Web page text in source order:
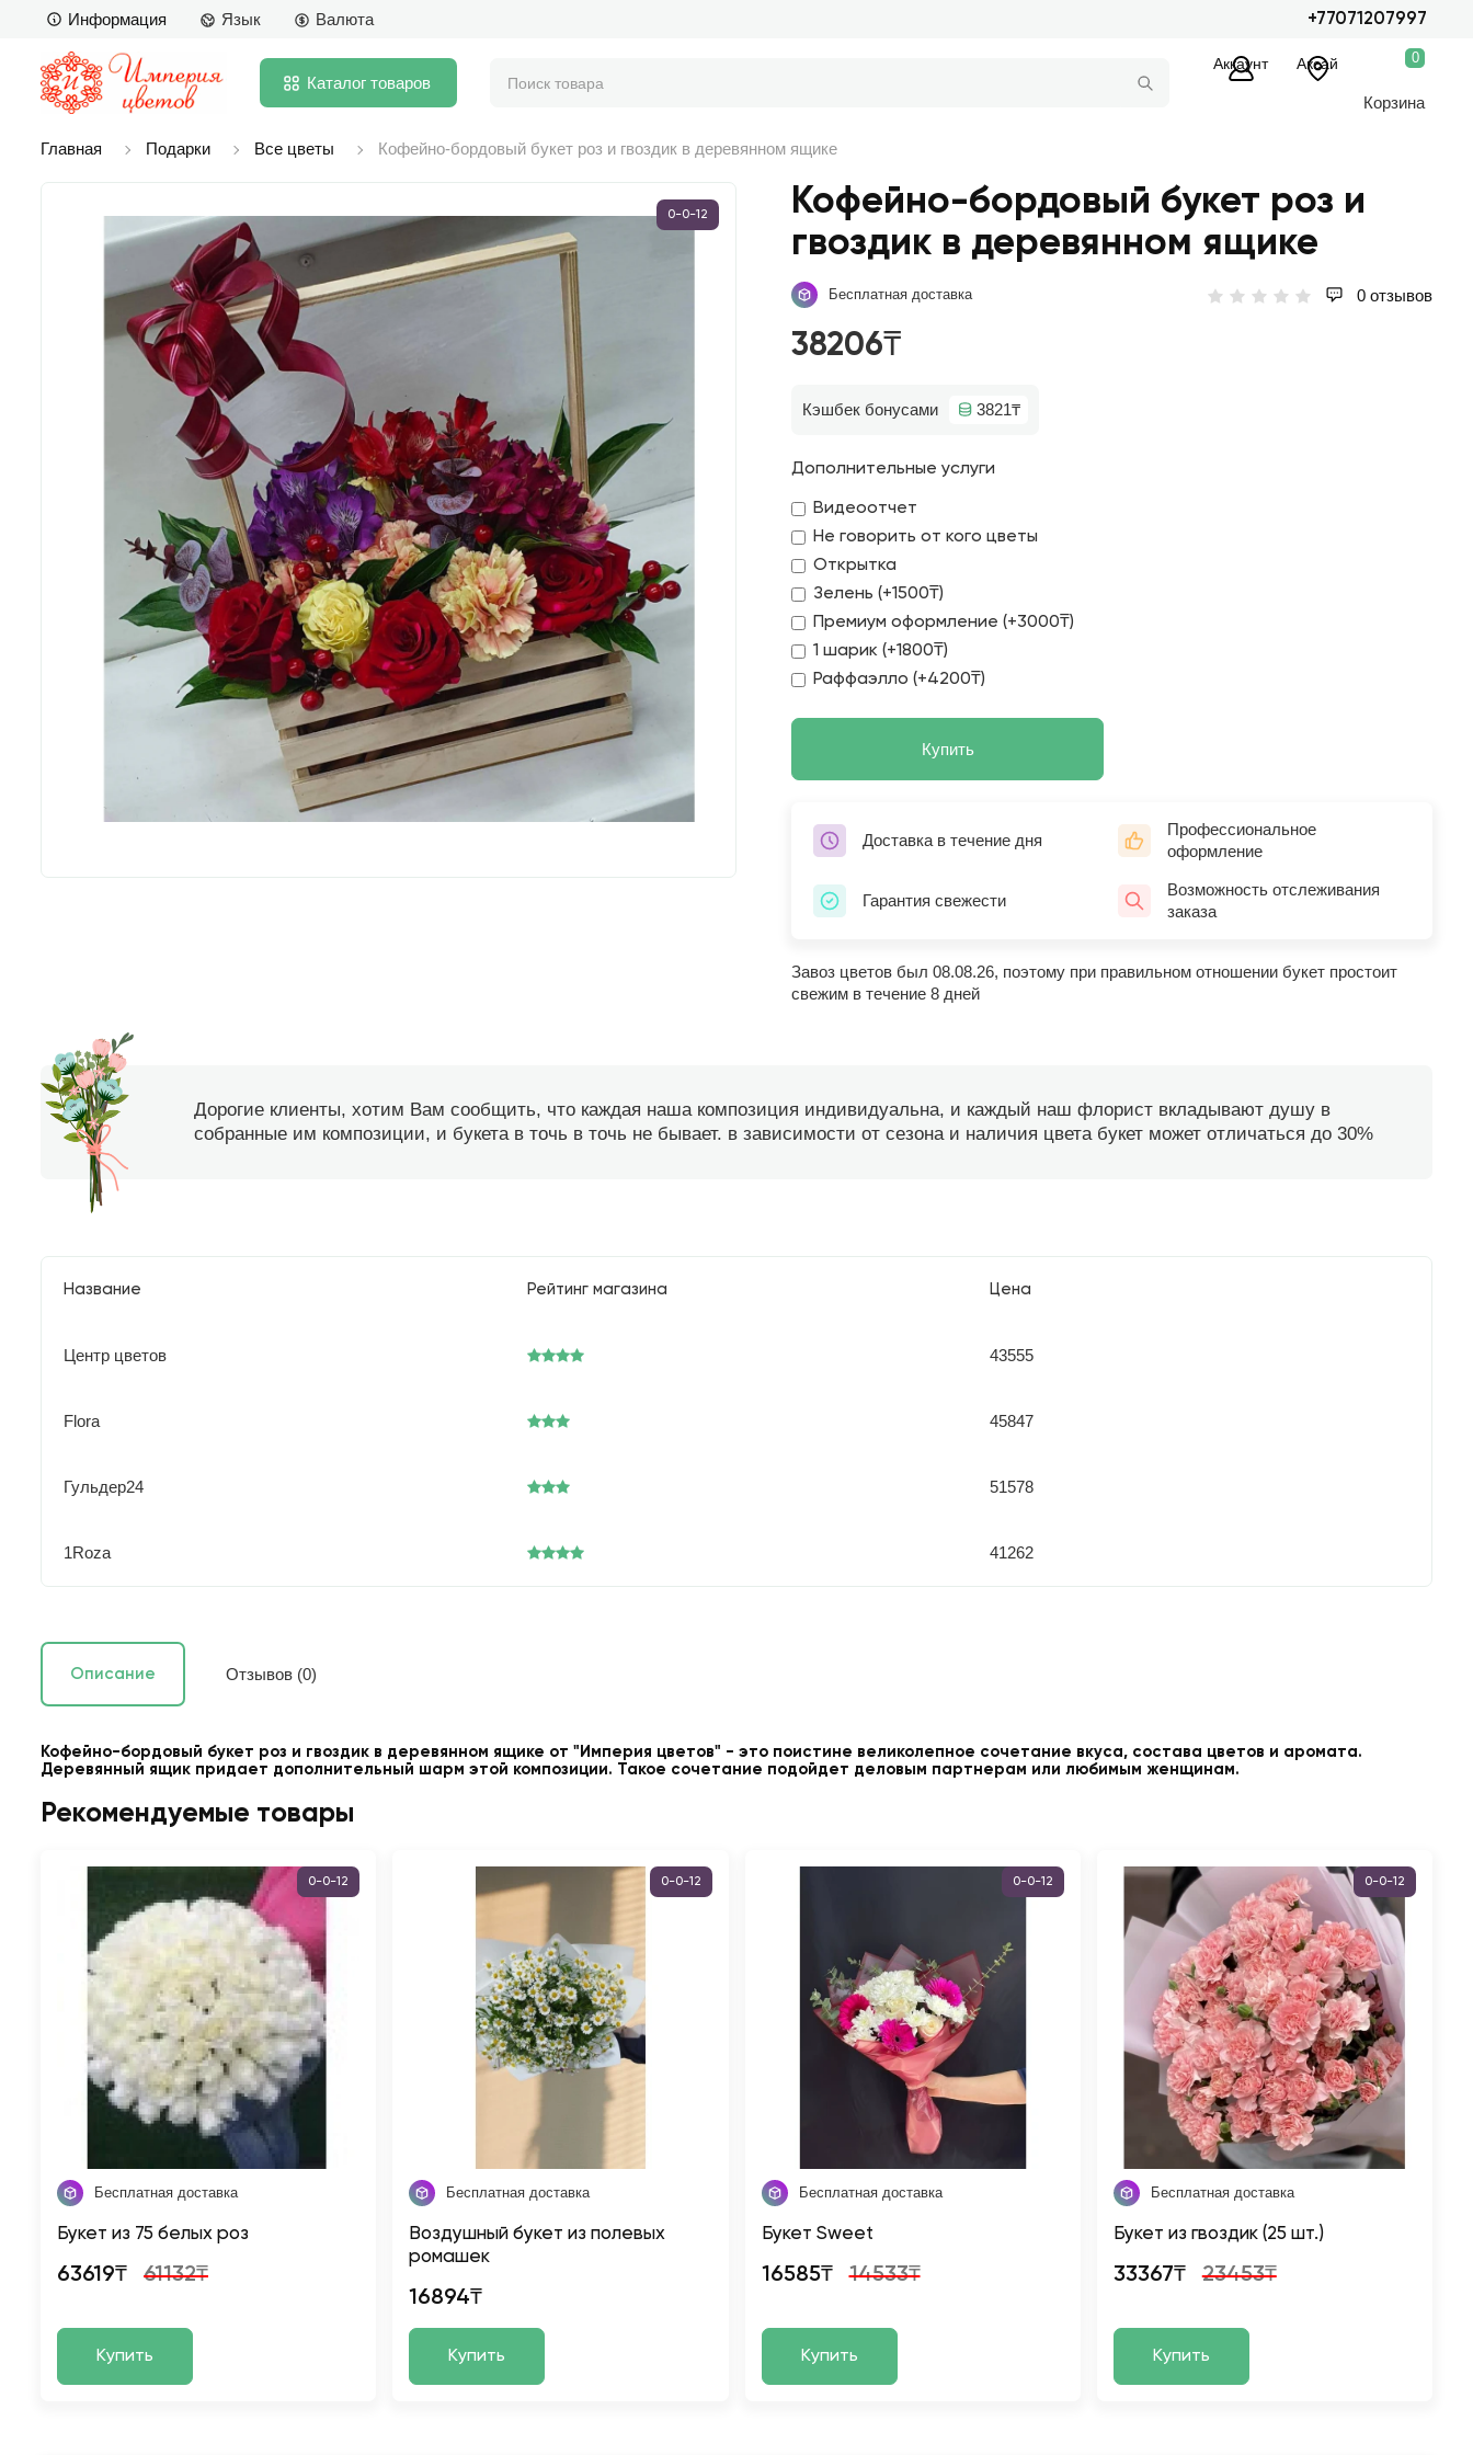
Информация Язык Валюта +77071207997
Каталог товаров
Аккаунт Аксай 0
Корзина
Главная Подарки Все цветы Кофейно-бордовый букет роз и гвоздик в деревянном ящике
0-0-12
Кофейно-бордовый букет роз и
гвоздик в деревянном ящике
Бесплатная доставка 0 отзывов
38206₸
Кэшбек бонусами 3821₸
Дополнительные услуги
Видеоотчет
Не говорить от кого цветы
Открытка
Зелень (+1500₸)
Премиум оформление (+3000₸)
1 шарик (+1800₸)
Раффаэлло (+4200₸)
Купить
Доставка в течение дня
Профессиональное
оформление
Гарантия свежести
Возможность отслеживания
заказа
Завоз цветов был 08.08.26, поэтому при правильном отношении букет простоит
свежим в течение 8 дней
Дорогие клиенты, хотим Вам сообщить, что каждая наша композиция индивидуальна, и каждый наш флорист вкладывают душу в
собранные им композиции, и букета в точь в точь не бывает. в зависимости от сезона и наличия цвета букет может отличаться до 30%
Название Рейтинг магазина Цена
Центр цветов 43555
Flora 45847
Гульдер24 51578
1Roza 41262
Описание Отзывов (0)
Кофейно-бордовый букет роз и гвоздик в деревянном ящике от "Империя цветов" - это поистине великолепное сочетание вкуса, состава цветов и аромата.
Деревянный ящик придает дополнительный шарм этой композиции. Такое сочетание подойдет деловым партнерам или любимым женщинам.
Рекомендуемые товары
0-0-12
Бесплатная доставка
Букет из 75 белых роз
63619₸ 61132₸
Купить
0-0-12
Бесплатная доставка
Воздушный букет из полевых
ромашек
16894₸
Купить
0-0-12
Бесплатная доставка
Букет Sweet
16585₸ 14533₸
Купить
0-0-12
Бесплатная доставка
Букет из гвоздик (25 шт.)
33367₸ 23453₸
Купить